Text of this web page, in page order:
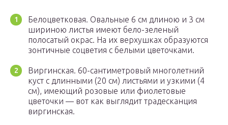
Белоцветковая. Овальные 6 см длиною и 3 см
шириною листья имеют бело-зеленый
полосатый окрас. На их верхушках образуются
зонтичные соцветия с белыми цветочками.
Виргинская. 60-сантиметровый многолетний
куст с длинными (20 см) листьями и узкими (4
см), имеющий розовые или фиолетовые
цветочки — вот как выглядит традесканция
виргинская.